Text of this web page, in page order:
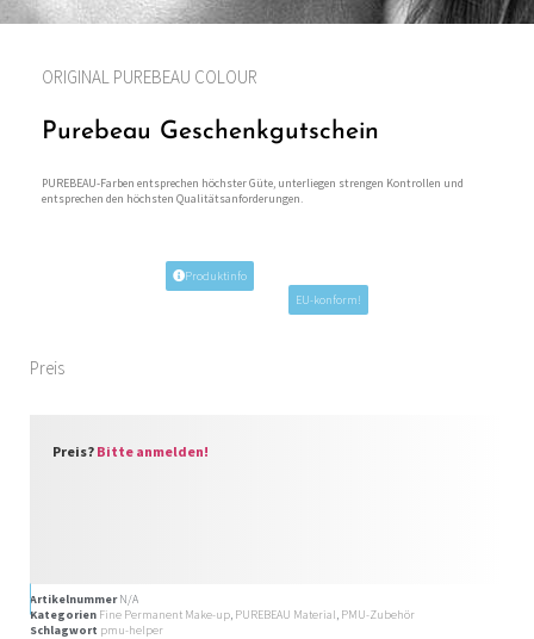
ORIGINAL PUREBEAU COLOUR
Purebeau Geschenkgutschein
PUREBEAU-Farben entsprechen höchster Güte, unterliegen strengen Kontrollen und
entsprechen den höchsten Qualitätsanforderungen.
Produktinfo
EU-konform!
Preis
Preis? Bitte anmelden!
ArtikelnummerN/A
Kategorien Fine Permanent Make-up, PUREBEAU Material, PMU-Zubehör
Schlagwort pmu-helper